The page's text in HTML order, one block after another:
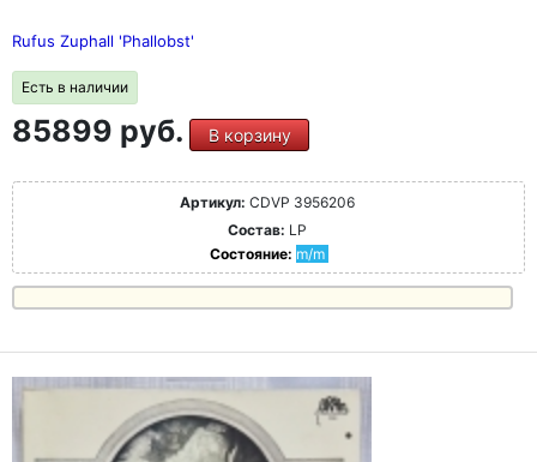
Rufus Zuphall 'Phallobst'
Есть в наличии
85899 руб. В корзину
Артикул: CDVP 3956206
Состав: LP
Состояние: m/m